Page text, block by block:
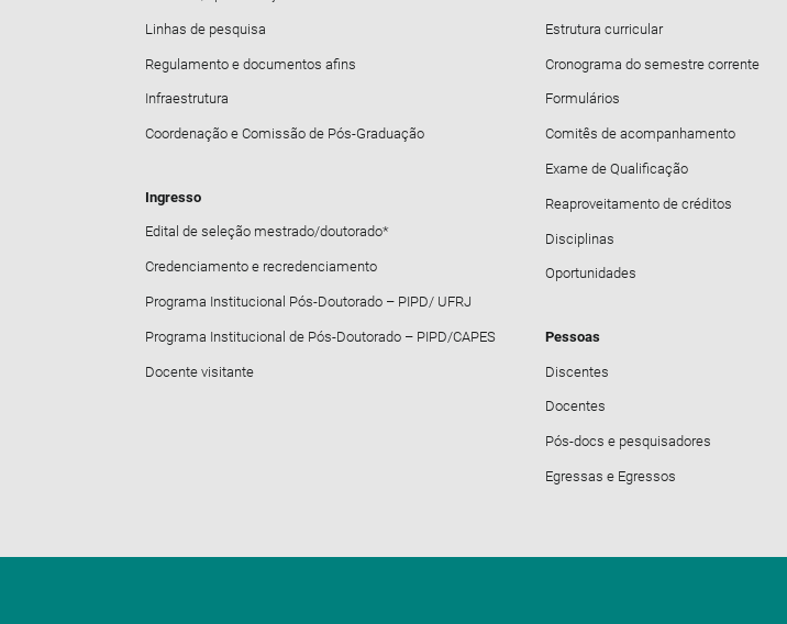
Linhas de pesquisa
Regulamento e documentos afins
Infraestrutura
Coordenação e Comissão de Pós-Graduação
Ingresso
Edital de seleção mestrado/doutorado*
Credenciamento e recredenciamento
Programa Institucional Pós-Doutorado – PIPD/ UFRJ
Programa Institucional de Pós-Doutorado – PIPD/CAPES
Docente visitante
Estrutura curricular
Cronograma do semestre corrente
Formulários
Comitês de acompanhamento
Exame de Qualificação
Reaproveitamento de créditos
Disciplinas
Oportunidades
Pessoas
Discentes
Docentes
Pós-docs e pesquisadores
Egressas e Egressos